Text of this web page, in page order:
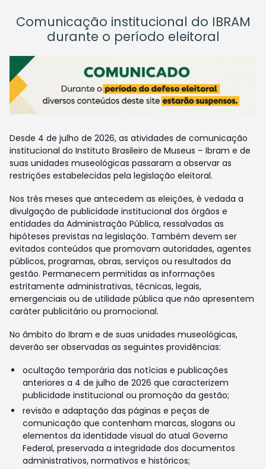
Comunicação institucional do IBRAM
durante o período eleitoral
Desde 4 de julho de 2026, as atividades de comunicação
institucional do Instituto Brasileiro de Museus – Ibram e de
suas unidades museológicas passaram a observar as
restrições estabelecidas pela legislação eleitoral.
Nos três meses que antecedem as eleições, é vedada a
divulgação de publicidade institucional dos órgãos e
entidades da Administração Pública, ressalvadas as
hipóteses previstas na legislação. Também devem ser
evitados conteúdos que promovam autoridades, agentes
públicos, programas, obras, serviços ou resultados da
gestão. Permanecem permitidas as informações
estritamente administrativas, técnicas, legais,
emergenciais ou de utilidade pública que não apresentem
caráter publicitário ou promocional.
No âmbito do Ibram e de suas unidades museológicas,
deverão ser observadas as seguintes providências:
ocultação temporária das notícias e publicações
anteriores a 4 de julho de 2026 que caracterizem
publicidade institucional ou promoção da gestão;
revisão e adaptação das páginas e peças de
comunicação que contenham marcas, slogans ou
elementos da identidade visual do atual Governo
Federal, preservada a integridade dos documentos
administrativos, normativos e históricos;